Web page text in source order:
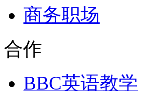
商务职场
合作
BBC英语教学